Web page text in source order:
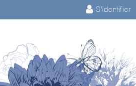
S'identifier